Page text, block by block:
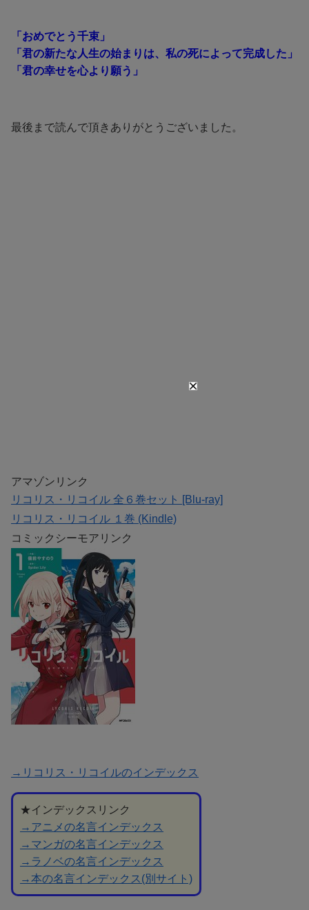
「おめでとう千束」
「君の新たな人生の始まりは、私の死によって完成した」
「君の幸せを心より願う」
最後まで読んで頂きありがとうございました。
アマゾンリンク
リコリス・リコイル 全６巻セット [Blu-ray]
リコリス・リコイル １巻 (Kindle)
コミックシーモアリンク
→リコリス・リコイルのインデックス
★インデックスリンク
→アニメの名言インデックス
→マンガの名言インデックス
→ラノベの名言インデックス
→本の名言インデックス(別サイト)